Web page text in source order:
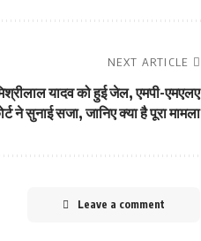
NEXT ARTICLE
यादव को हुई जेल, एमपी-एमएलए
ने सुनाई सजा, जानिए क्या है पूरा मामला
Leave a comment